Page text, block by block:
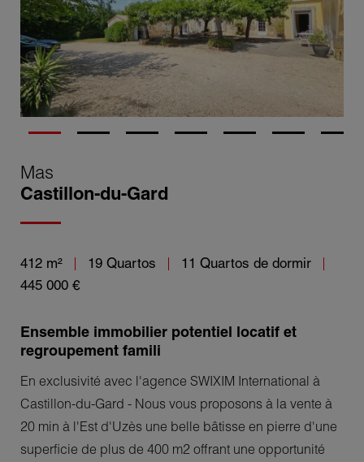
Mas
Castillon-du-Gard
412 m² 19 Quartos
11 Quartos de dormir
445 000 €
Ensemble immobilier potentiel locatif et
regroupement famili
En exclusivité avec l'agence SWIXIM International à
Castillon-du-Gard - Nous vous proposons à la vente à
20 min à l'Est d'Uzès une belle bâtisse en pierre d'une
superficie de plus de 400 m2 offrant une opportunité